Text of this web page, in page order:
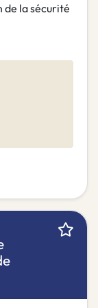
la sécurité